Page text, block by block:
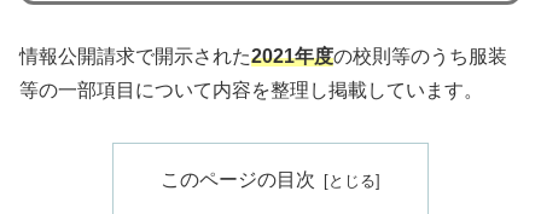
情報公開請求で開示された2021年度の校則等のうち服装
等の一部項目について内容を整理し掲載しています。
このページの目次